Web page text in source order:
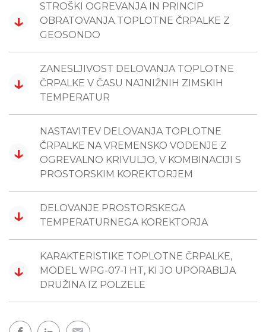
↓
STROŠKI OGREVANJA IN PRINCIP
OBRATOVANJA TOPLOTNE ČRPALKE Z
GEOSONDO
↓
ZANESLJIVOST DELOVANJA TOPLOTNE
ČRPALKE V ČASU NAJNIŽNIH ZIMSKIH
TEMPERATUR
↓
NASTAVITEV DELOVANJA TOPLOTNE
ČRPALKE NA VREMENSKO VODENJE Z
OGREVALNO KRIVULJO, V KOMBINACIJI S
PROSTORSKIM KOREKTORJEM
↓
DELOVANJE PROSTORSKEGA
TEMPERATURNEGA KOREKTORJA
↓
KARAKTERISTIKE TOPLOTNE ČRPALKE,
MODEL WPG-07-1 HT, KI JO UPORABLJA
DRUŽINA IZ POLZELE